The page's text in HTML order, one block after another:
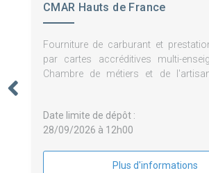
CMAR Hauts de France
Fourniture de carburant et
par cartes accréditives multi-
Chambre de métiers et de
Date limite de dépôt :
28/09/2026 à 12h00
Plus d'informations